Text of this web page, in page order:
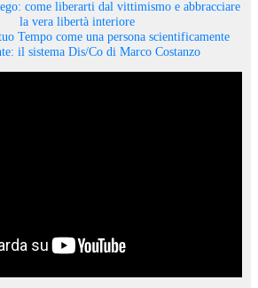
come liberarti dal vittimismo e abbracciare
la vera libertà interiore
Tempo come una persona scientificamente
il sistema Dis/Co di Marco Costanzo